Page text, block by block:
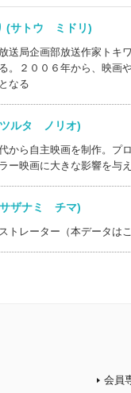
(サトウ ミドリ)
放送局企画部放送作家ト
。２００６年から、映画
なる
ツルタ ノリオ)
から自主映画を制作。プ
ー映画に大きな影響を与
サザナミ チマ)
トレーター（本データは
会員